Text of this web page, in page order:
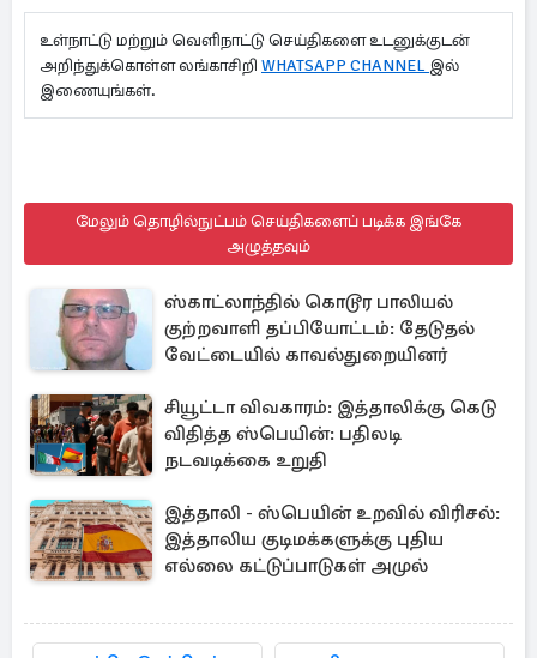
உள்நாட்டு மற்றும் வெளிநாட்டு செய்திகளை உடனுக்குடன்
அறிந்துக்கொள்ள லங்காசிறி WHATSAPP CHANNEL இல்
இணையுங்கள்.
மேலும் தொழில்நுட்பம் செய்திகளைப் படிக்க இங்கே
அழுத்தவும்
ஸ்காட்லாந்தில் கொடூர பாலியல்
குற்றவாளி தப்பியோட்டம்: தேடுதல்
வேட்டையில் காவல்துறையினர்
சியூட்டா விவகாரம்: இத்தாலிக்கு கெடு
விதித்த ஸ்பெயின்: பதிலடி
நடவடிக்கை உறுதி
இத்தாலி - ஸ்பெயின் உறவில் விரிசல்:
இத்தாலிய குடிமக்களுக்கு புதிய
எல்லை கட்டுப்பாடுகள் அமுல்